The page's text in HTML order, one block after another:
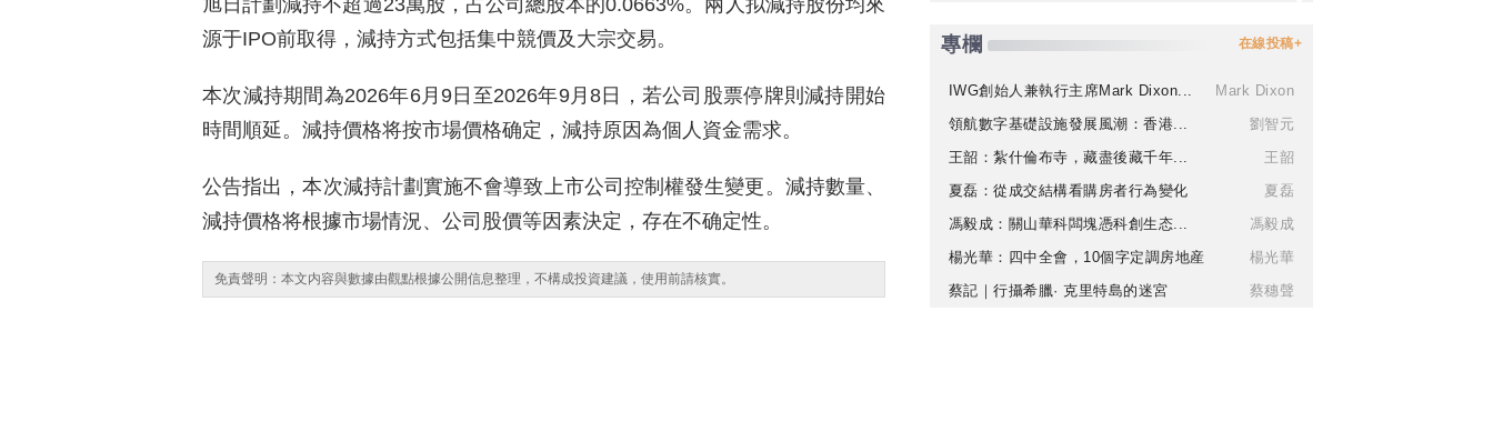
旭日計劃減持不超過23萬股，占公司總股本的0.0663%。兩人拟減持股份均來
源于IPO前取得，減持方式包括集中競價及大宗交易。
本次減持期間為2026年6月9日至2026年9月8日，若公司股票停牌則減持開始
時間順延。減持價格将按市場價格确定，減持原因為個人資金需求。
公告指出，本次減持計劃實施不會導致上市公司控制權發生變更。減持數量、
減持價格将根據市場情況、公司股價等因素決定，存在不确定性。
免責聲明：本文内容與數據由觀點根據公開信息整理，不構成投資建議，使用前請核實。
專欄 在線投稿+
IWG創始人兼執行主席Mark Dixon...
Mark Dixon
領航數字基礎設施發展風潮：香港...
劉智元
王韶：紮什倫布寺，藏盡後藏千年...
王韶
夏磊：從成交結構看購房者行為變化
夏磊
馮毅成：關山華科闆塊憑科創生态...
馮毅成
楊光華：四中全會，10個字定調房地産
楊光華
蔡記｜行攝希臘· 克里特島的迷宮
蔡穗聲